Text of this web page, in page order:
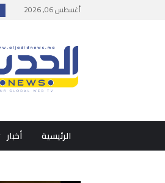
أغسطس 06, 2026
الرئيسية أخبار